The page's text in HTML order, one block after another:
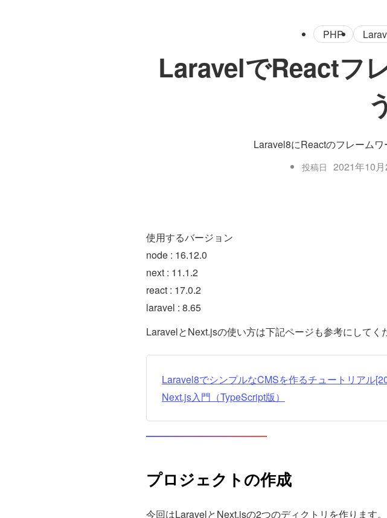
PHP
LaravelでReactフ
Laravel8にReactのフレームワ
投稿日 2021年10月
使用するバージョン
node : 16.12.0
next : 11.1.2
react : 17.0.2
laravel : 8.65
LaravelとNext.jsの使い方は下記ページも参考にしてく
Laravel8でシンプルなCMSを作るチュートリアル
Next.js入門（TypeScript版）
プロジェクトの作成
今回はLaravelとNext.jsの2つのディクトリを作ります。